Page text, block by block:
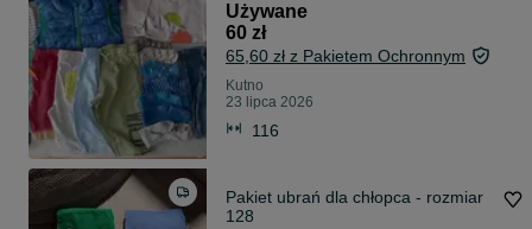
Używane
60 zł
65,60 zł z Pakietem Ochronnym
Kutno
23 lipca 2026
116
Pakiet ubrań dla chłopca - rozmiar
128